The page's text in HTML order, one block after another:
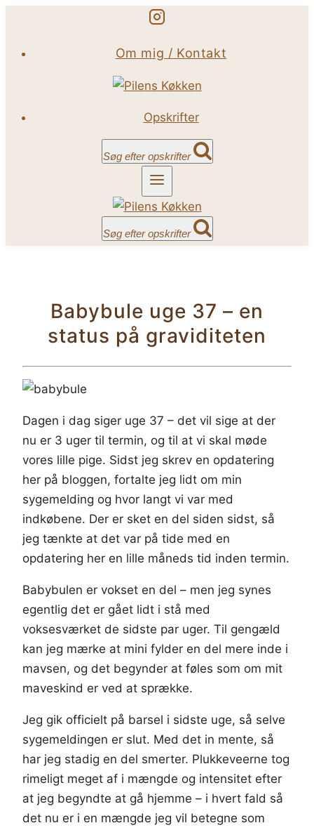
indhold
Om mig / Kontakt
Opskrifter
Søg efter opskrifter
Søg efter opskrifter
Babybule uge 37 – en
status på graviditeten
Dagen i dag siger uge 37 – det vil sige at der
nu er 3 uger til termin, og til at vi skal møde
vores lille pige. Sidst jeg skrev en opdatering
her på bloggen, fortalte jeg lidt om min
sygemelding og hvor langt vi var med
indkøbene. Der er sket en del siden sidst, så
jeg tænkte at det var på tide med en
opdatering her en lille måneds tid inden termin.
Babybulen er vokset en del – men jeg synes
egentlig det er gået lidt i stå med
voksesværket de sidste par uger. Til gengæld
kan jeg mærke at mini fylder en del mere inde i
mavsen, og det begynder at føles som om mit
maveskind er ved at sprække.
Jeg gik officielt på barsel i sidste uge, så selve
sygemeldingen er slut. Med det in mente, så
har jeg stadig en del smerter. Plukkeveerne tog
rimeligt meget af i mængde og intensitet efter
at jeg begyndte at gå hjemme – i hvert fald så
det nu er i en mængde jeg vil betegne som